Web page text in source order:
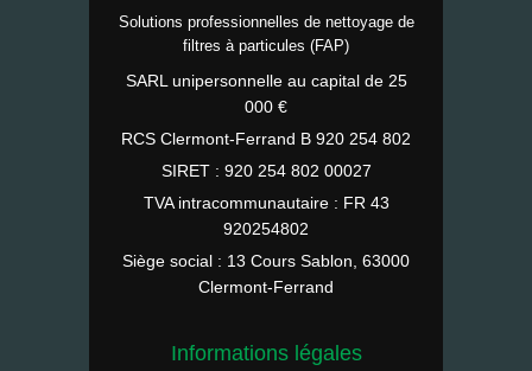
Solutions professionnelles de nettoyage de
filtres à particules (FAP)
SARL unipersonnelle au capital de 25
000 €
RCS Clermont-Ferrand B 920 254 802
SIRET : 920 254 802 00027
TVA intracommunautaire : FR 43
920254802
Siège social : 13 Cours Sablon, 63000
Clermont-Ferrand
Informations légales